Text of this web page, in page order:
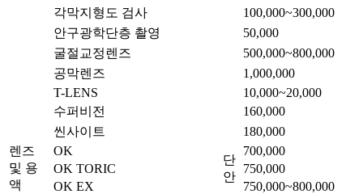
각막지형도 검사
100,000~300,000
안구광학단층 촬영
50,000
렌즈
및 용
액
굴절교정렌즈
단
안
500,000~800,000
공막렌즈
1,000,000
T-LENS
10,000~20,000
수퍼비전
160,000
씬사이트
180,000
OK
700,000
OK TORIC
750,000
OK EX
750,000~800,000